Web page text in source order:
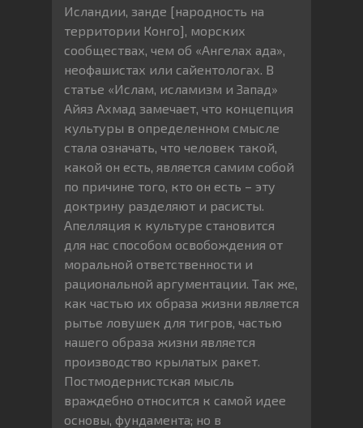
Исландии, занде [народность на
территории Конго], морских
сообществах, чем об «Ангелах ада»,
неофашистах или сайентологах. В
статье «Ислам, исламизм и Запад»
Айяз Ахмад замечает, что концепция
культуры в определенном смысле
стала означать, что человек такой,
какой он есть, является самим собой
по причине того, кто он есть – эту
доктрину разделяют и расисты.
Апелляция к культуре становится
для нас способом освобождения от
моральной ответственности и
рациональной аргументации. Так же,
как частью их образа жизни является
рытье ловушек для тигров, частью
нашего образа жизни является
производство крылатых ракет.
Постмодернистская мысль
враждебно относится к самой идее
основы, фундамента; но в